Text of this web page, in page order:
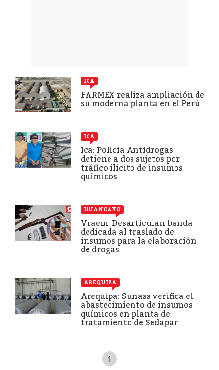
ICA
FARMEX realiza ampliación de
su moderna planta en el Perú
ICA
Ica: Policía Antidrogas
detiene a dos sujetos por
tráfico ilícito de insumos
químicos
HUANCAYO
Vraem: Desarticulan banda
dedicada al traslado de
insumos para la elaboración
de drogas
AREQUIPA
Arequipa: Sunass verifica el
abastecimiento de insumos
químicos en planta de
tratamiento de Sedapar
1